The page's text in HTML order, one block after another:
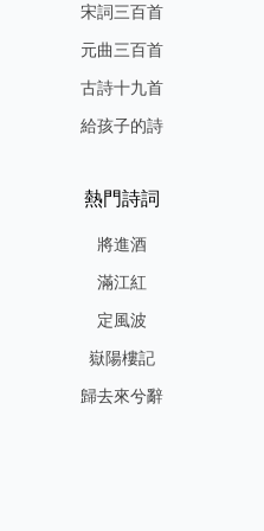
宋詞三百首
元曲三百首
古詩十九首
給孩子的詩
熱門詩詞
將進酒
滿江紅
定風波
嶽陽樓記
歸去來兮辭